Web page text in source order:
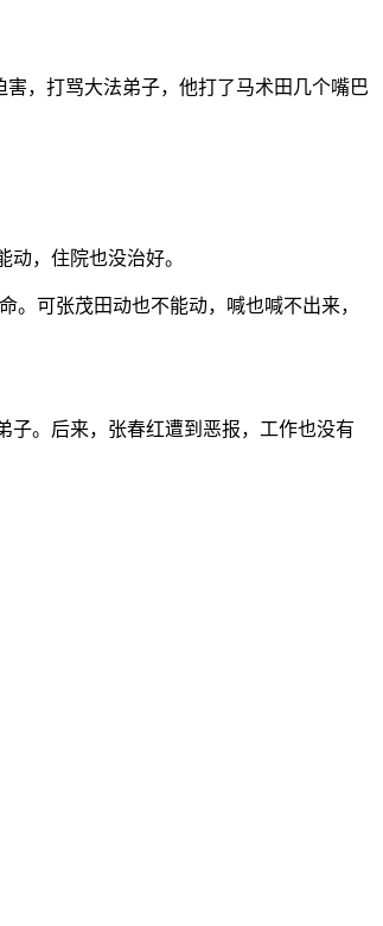
，打骂大法弟子，他打了马术田几个嘴巴
，住院也没治好。
可张茂田动也不能动，喊也喊不出来，
子。后来，张春红遭到恶报，工作也没有